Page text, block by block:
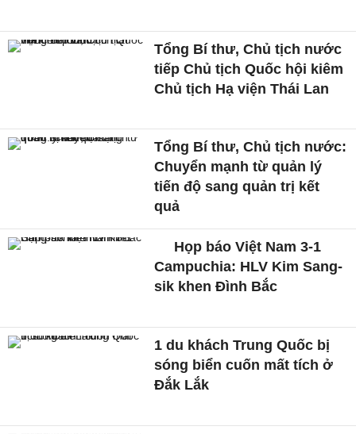
Tổng Bí thư, Chủ tịch nước
tiếp Chủ tịch Quốc hội kiêm
Chủ tịch Hạ viện Thái Lan
Tổng Bí thư, Chủ tịch nước:
Chuyển mạnh từ quản lý
tiến độ sang quản trị kết
quả
Họp báo Việt Nam 3-1
Campuchia: HLV Kim Sang-
sik khen Đình Bắc
1 du khách Trung Quốc bị
sóng biển cuốn mất tích ở
Đắk Lắk